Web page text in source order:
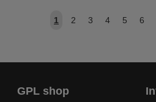
1 2 3 4 5 6
GPL shop